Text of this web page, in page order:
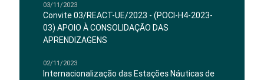
03/11/2023
Convite 03/REACT-UE/2023 - (POCI-H4-2023-
03) APOIO À CONSOLIDAÇÃO DAS
APRENDIZAGENS
02/11/2023
Internacionalização das Estações Náuticas de